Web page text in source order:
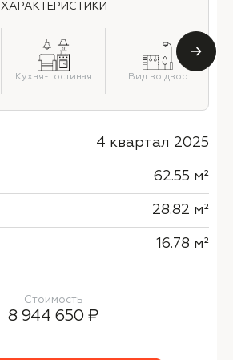
ХАРАКТЕРИСТИКИ
Кухня-гостиная Вид во двор
4 квартал 2025
62.55 м²
28.82 м²
16.78 м²
Стоимость
8 944 650 ₽